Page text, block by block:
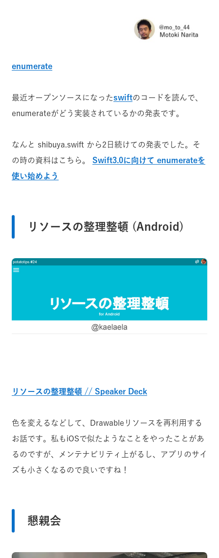
enumerate
最近オープンソースになったswiftのコードを読んで、
enumerateがどう実装されているかの発表です。
なんと shibuya.swift から2日続けての発表でした。そ
の時の資料はこちら。 Swift3.0に向けて enumerateを
使い始めよう
リソースの整理整頓 (Android)
リソースの整理整頓 // Speaker Deck
色を変えるなどして、Drawableリソースを再利用する
お話です。私もiOSで似たようなことをやったことがあ
るのですが、メンテナビリティ上がるし、アプリのサイ
ズも小さくなるので良いですね！
懇親会